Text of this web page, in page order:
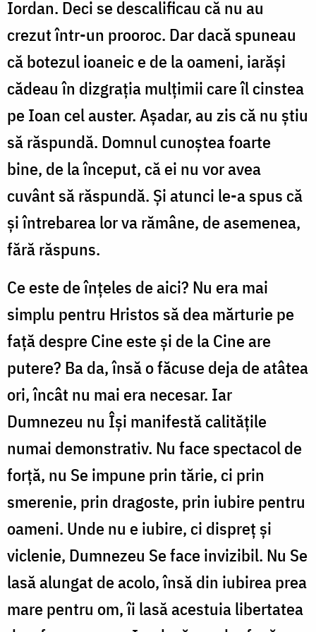
Iordan. Deci se descalificau că nu au
crezut într-un prooroc. Dar dacă spuneau
că botezul ioaneic e de la oameni, iarăși
cădeau în dizgrația mulțimii care îl cinstea
pe Ioan cel auster. Așadar, au zis că nu știu
să răspundă. Domnul cunoștea foarte
bine, de la început, că ei nu vor avea
cuvânt să răspundă. Și atunci le-a spus că
și întrebarea lor va rămâne, de asemenea,
fără răspuns.
Ce este de înțeles de aici? Nu era mai
simplu pentru Hristos să dea mărturie pe
față despre Cine este și de la Cine are
putere? Ba da, însă o făcuse deja de atâtea
ori, încât nu mai era necesar. Iar
Dumnezeu nu Își manifestă calitățile
numai demonstrativ. Nu face spectacol de
forță, nu Se impune prin tărie, ci prin
smerenie, prin dragoste, prin iubire pentru
oameni. Unde nu e iubire, ci dispreț și
viclenie, Dumnezeu Se face invizibil. Nu Se
lasă alungat de acolo, însă din iubirea prea
mare pentru om, îi lasă acestuia libertatea